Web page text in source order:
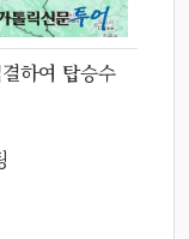
하여 탑승수